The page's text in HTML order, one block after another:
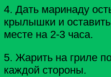
4. Дать маринаду
крылышки и
месте на 2-3 часа.
5. Жарить на гриле
каждой стороны.